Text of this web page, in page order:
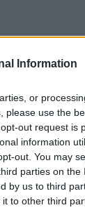
Information
or
please use the
out request is
information
out. You may
parties on the
by us to third
to other third